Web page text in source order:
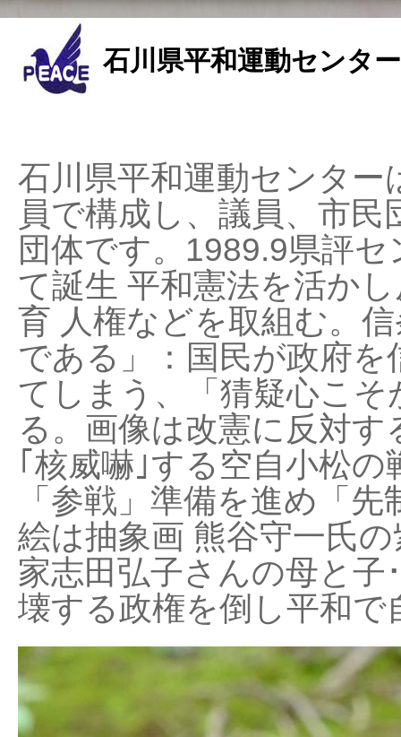
石川県平和運動センタ
石川県平和運動センタ
員で構成し、議員、市
団体です。1989.9県評
て誕生 平和憲法を活か
育 人権などを取組む。
である」：国民が政府
てしまう、「猜疑心こ
る。画像は改憲に反対
｢核威嚇｣する空自小松
「参戦」準備を進め「
絵は抽象画 熊谷守一氏
家志田弘子さんの母と子
壊する政権を倒し平和